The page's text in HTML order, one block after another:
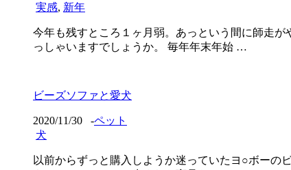
実感, 新年
今年も残すところ１ヶ月弱。あっという間に師走
っしゃいますでしょうか。 毎年年末年始 …
ビーズソファと愛犬
2020/11/30 -ペット
犬
以前からずっと購入しようか迷っていたヨ○ボーの